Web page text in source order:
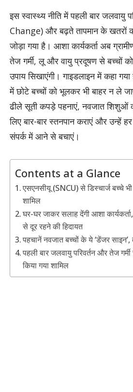
इस स्वास्थ्य नीति में पहली बार जलवायु
Change) और बढ़ते तापमान के खतरों
जोड़ा गया है। आशा कार्यकर्ता अब
तेज गर्मी, लू और वायु प्रदूषण से बच्चों
उपाय सिखाएंगी। गाइडलाइन में कहा
में छोटे बच्चों को भूलकर भी बाहर न ले
ढीले सूती कपड़े पहनाएं, नवजात शिशुओं
लिए बार-बार स्तनपान कराएं और उन्हें
संपर्क में आने से बचाएं।
Contents at a Glance
एसएनसीयू (SNCU) से डिस्चार्ज बच्चे
शामिल
घर-घर जाकर सलाह देंगी आशा
से दूर रहने की हिदायत
पहचानें नवजात बच्चों के ये ‘डेंजर
पहली बार जलवायु परिवर्तन और तेज
किया गया शामिल